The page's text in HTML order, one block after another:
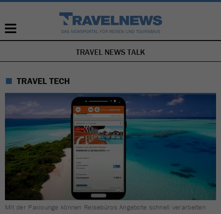
NAVIGATION
ÜBERSPRINGEN
TRAVEL NEWS TALK
TRAVEL TECH
Mit der Paxlounge können Reisebüros Angebote schnell verarbeiten